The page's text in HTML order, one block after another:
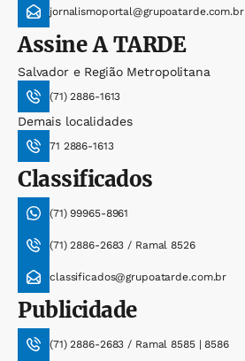
jornalismoportal@grupoatarde.com.br
AssineA TARDE
Salvador e Região Metropolitana
(71) 2886-1613
Demais localidades
71 2886-1613
Classificados
(71) 99965-8961
(71) 2886-2683 / Ramal 8526
classificados@grupoatarde.com.br
Publicidade
(71) 2886-2683 / Ramal 8585 | 8586